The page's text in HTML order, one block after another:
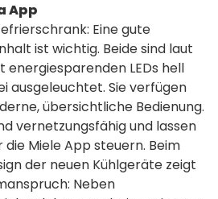
App
Eine gute
ist wichtig. Beide sind laut
energiesparenden LEDs hell
ausgeleuchtet. Sie verfügen
übersichtliche Bedienung.
vernetzungsfähig und lassen
Miele App steuern. Beim
der neuen Kühlgeräte zeigt
Neben